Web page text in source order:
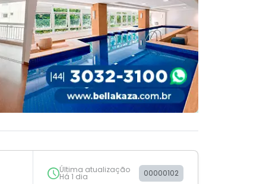
Última atualização
Há 1 dia 00000102